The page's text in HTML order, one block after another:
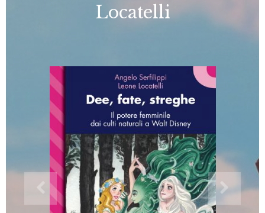
Locatelli